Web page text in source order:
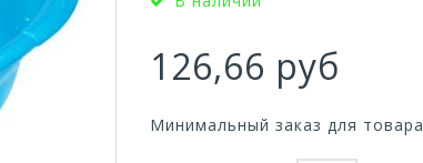
126,66 руб
Минимальный заказ для товара